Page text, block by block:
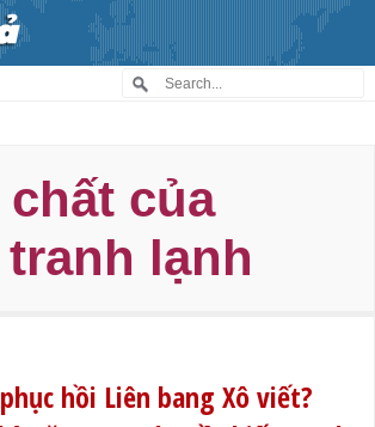
chất của
lạnh
hồi Liên bang Xô viết?